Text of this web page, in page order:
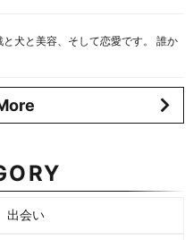
犬と美容、そして恋愛です。 誰か
出会い